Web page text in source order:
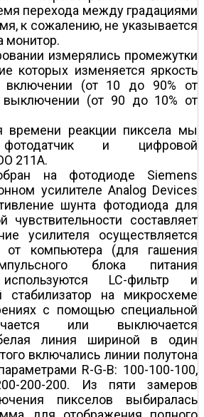
перехода между градациями
к сожалению, не указывается
монитор.
измерялись промежутки
которых изменяется яркость
включении (от 10 до 90% от
выключении (от 90 до 10% от
времени реакции пиксела мы
фотодатчик и цифровой
211A.
на фотодиоде Siemens
усилителе Analog Devices
шунта фотодиода для
чувствительности составляет
усилителя осуществляется
от компьютера (для гашения
блока питания
используются LC-фильтр и
стабилизатор на микросхеме
с помощью специальной
или выключается
белая линия шириной в один
включались линии полутона
R-G-B: 100-100-100,
200-200. Из пяти замеров
пикселов выбиралась